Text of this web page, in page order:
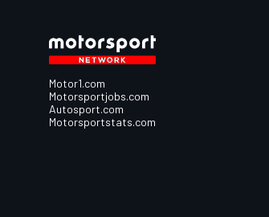
Motor1.com
Motorsportjobs.com
Autosport.com
Motorsportstats.com